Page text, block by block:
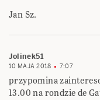
Jan Sz.
Jolinek51
10 MAJA 2018 7:07
przypomina
13.00 na rondzie de